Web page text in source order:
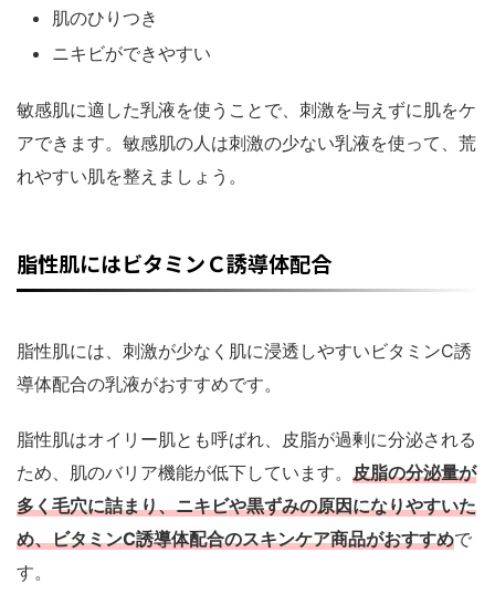
肌のひりつき
ニキビができやすい
敏感肌に適した乳液を使うことで、刺激を与えずに肌をケ
アできます。敏感肌の人は刺激の少ない乳液を使って、荒
れやすい肌を整えましょう。
脂性肌にはビタミンＣ誘導体配合
脂性肌には、刺激が少なく肌に浸透しやすいビタミンC誘
導体配合の乳液がおすすめです。
脂性肌はオイリー肌とも呼ばれ、皮脂が過剰に分泌される
ため、肌のバリア機能が低下しています。 皮脂の分泌量が
多く毛穴に詰まり、ニキビや黒ずみの原因になりやすいた
め、ビタミンC誘導体配合のスキンケア商品がおすすめで
す。